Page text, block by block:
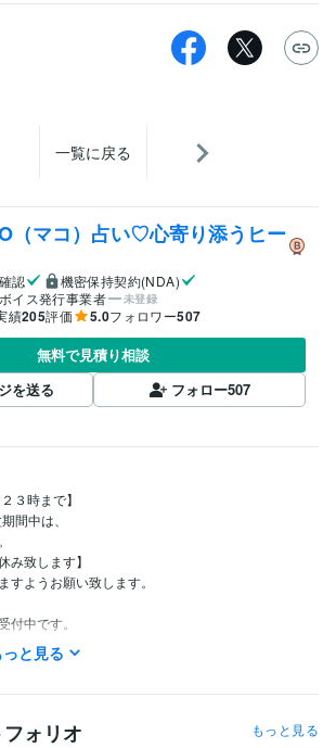
一覧に戻る
（マコ）占い♡心寄り添うヒー
認
機密保持契約(NDA)
イス発行事業者
未登録
績205評価 5.0フォロワー507
無料で見積り相談
を送る
フォロー507
３時まで】
間中は、
み致します】
すようお願い致します。
中です。
い。
いませ。
と見る
ォリオ もっと見る